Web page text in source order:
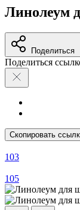
Линолеум
Поделиться
Поделиться
Скопировать
103
105